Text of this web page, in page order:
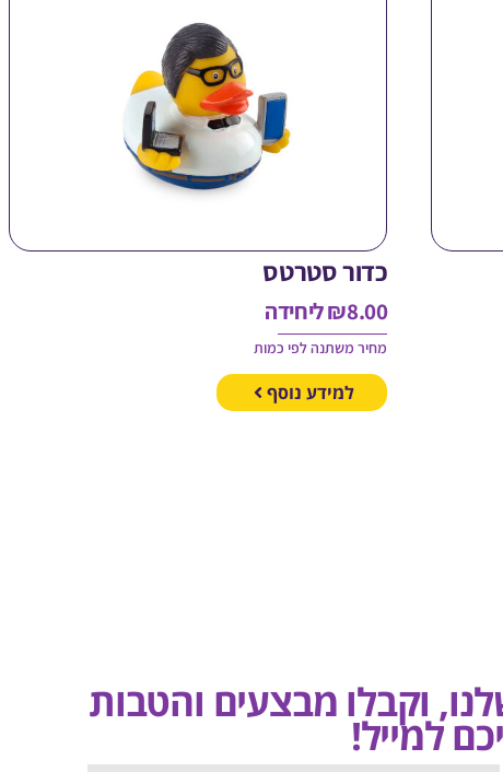
כדור סטרטס
₪8.00 ליחידה
מחיר משתנה לפי כמות
למידע נוסף
וקבלו מבצעים והטבות
למייל!